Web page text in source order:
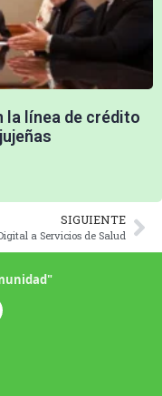
la línea de crédito
SIGUIENTE
a Servicios de Salud